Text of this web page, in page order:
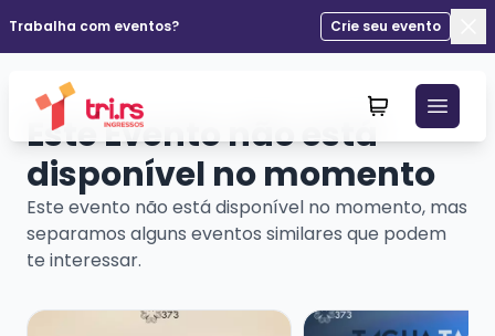
Trabalha com eventos?
Crie seu evento
Este Evento não está
disponível no momento
Este evento não está disponível no momento, mas
separamos alguns eventos similares que podem
te interessar.
Veja mais sobre FRONTEIRAS SONORAS – FESTIVAL
Veja mais sobre